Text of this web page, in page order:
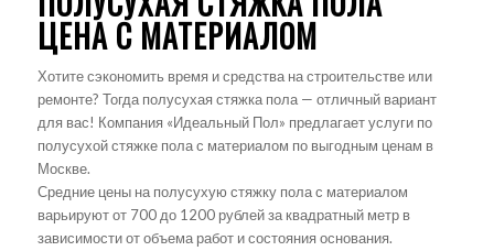
ЦЕНА С МАТЕРИАЛОМ
Хотите сэкономить время и средства на строительстве или
ремонте? Тогда полусухая стяжка пола — отличный вариант
для вас! Компания «Идеальный Пол» предлагает услуги по
полусухой стяжке пола с материалом по выгодным ценам в
Москве.
Средние цены на полусухую стяжку пола с материалом
варьируют от 700 до 1200 рублей за квадратный метр в
зависимости от объема работ и состояния основания.